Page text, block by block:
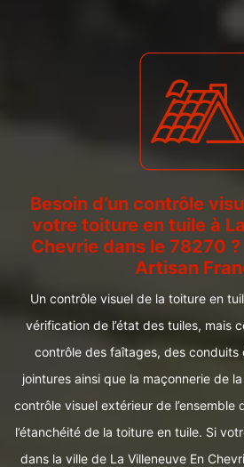
Besoin d’un contrôle
votre toiture en tuile à
Chevrie dans le 78270
Artisan
Un contrôle visuel de la toiture en
vérification de l’état des tuiles, mais
contrôle des faîtages, des conduits
jointures ainsi que la maçonnerie de la
contrôle visuel extérieur de l’ensemble
l’étanchéité de la toiture en tuile. Si
dans la ville de La Villeneuve En